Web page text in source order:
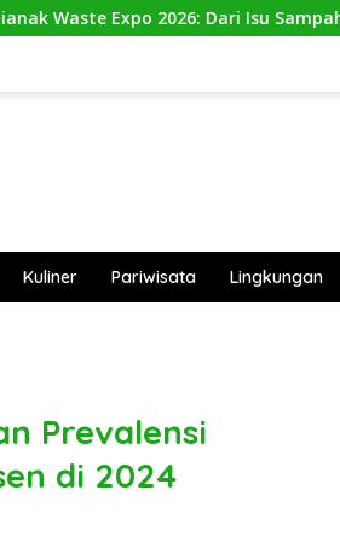
Dari Isu Sampah Menuju Aksi Nyata
Kuliner Pariwisata Lingkungan
Prevalensi
di 2024